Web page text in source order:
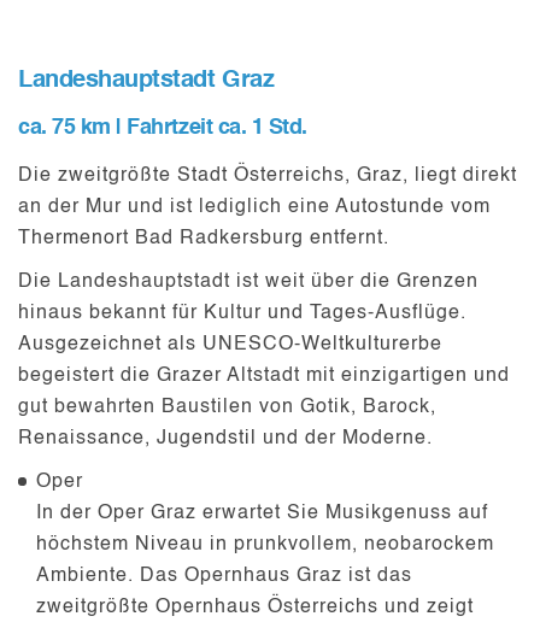
Landeshauptstadt Graz
ca. 75 km | Fahrtzeit ca. 1 Std.
Die zweitgrößte Stadt Österreichs, Graz, liegt direkt
an der Mur und ist lediglich eine Autostunde vom
Thermenort Bad Radkersburg entfernt.
Die Landeshauptstadt ist weit über die Grenzen
hinaus bekannt für Kultur und Tages-Ausflüge.
Ausgezeichnet als UNESCO-Weltkulturerbe
begeistert die Grazer Altstadt mit einzigartigen und
gut bewahrten Baustilen von Gotik, Barock,
Renaissance, Jugendstil und der Moderne.
Oper
In der Oper Graz erwartet Sie Musikgenuss auf
höchstem Niveau in prunkvollem, neobarockem
Ambiente. Das Opernhaus Graz ist das
zweitgrößte Opernhaus Österreichs und zeigt